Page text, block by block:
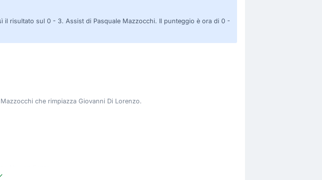
risultato sul 0 - 3. Assist di Pasquale Mazzocchi. Il punteggio è ora di 0 -
che rimpiazza Giovanni Di Lorenzo.